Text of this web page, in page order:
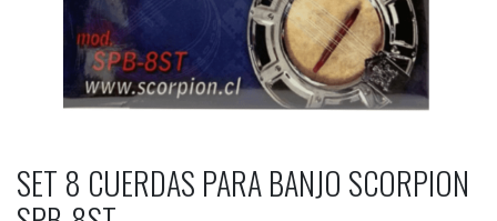
SET 8 CUERDAS PARA BANJO SCORPION